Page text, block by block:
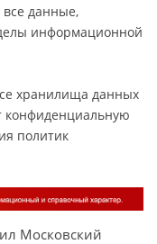
данные,
информационной
хранилища данных
конфиденциальную
политик
Московский